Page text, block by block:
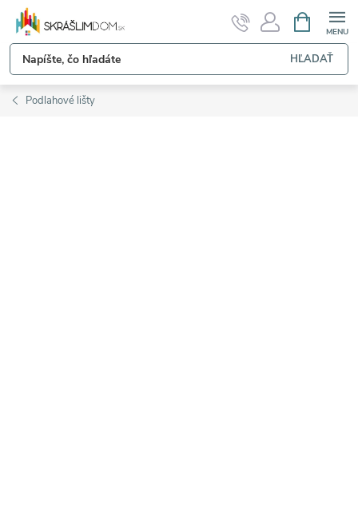
Prejsť
obsah
HĽADAŤ
KOŠÍK
Podlahové lišty